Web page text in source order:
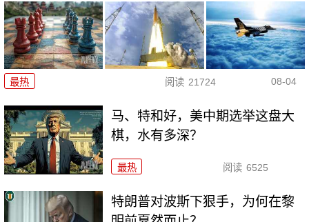
最热 阅读 21724 08-04
马、特和好，美中期选举这盘大
棋，水有多深？
最热 阅读 6525
特朗普对波斯下狠手，为何在黎